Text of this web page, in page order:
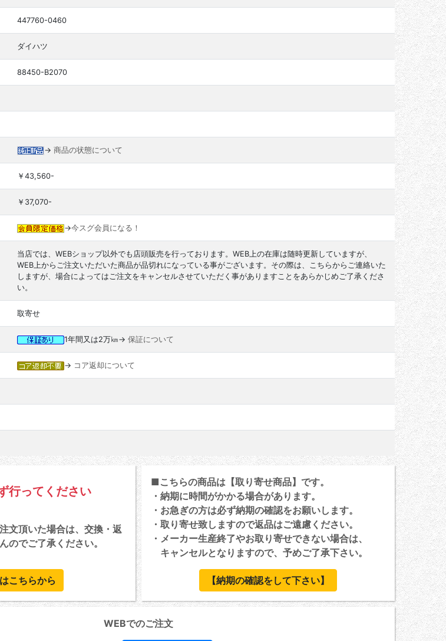
447760-0460
ダイハツ
88450-B2070
→ 商品の状態について
￥43,560-
￥37,070-
→今スグ会員になる！
当店では、WEBショップ以外でも店頭販売を行っております。WEB上の在庫は随時更新していますが、
WEB上からご注文いただいた商品が品切れになっている事がございます。その際は、こちらからご連絡いた
しますが、場合によってはご注文をキャンセルさせていただく事がありますことをあらかじめご了承くださ
い。
取寄せ
1年間又は2万㎞→ 保証について
→ コア返却について
行ってください
文頂いた場合は、交換・返
のでご了承ください。
こちらから
■こちらの商品は【取り寄せ商品】です。
・納期に時間がかかる場合があります。
・お急ぎの方は必ず納期の確認をお願いします。
・取り寄せ致しますので返品はご遠慮ください。
・メーカー生産終了やお取り寄せできない場合は、
キャンセルとなりますので、予めご了承下さい。
【納期の確認をして下さい】
WEBでのご注文